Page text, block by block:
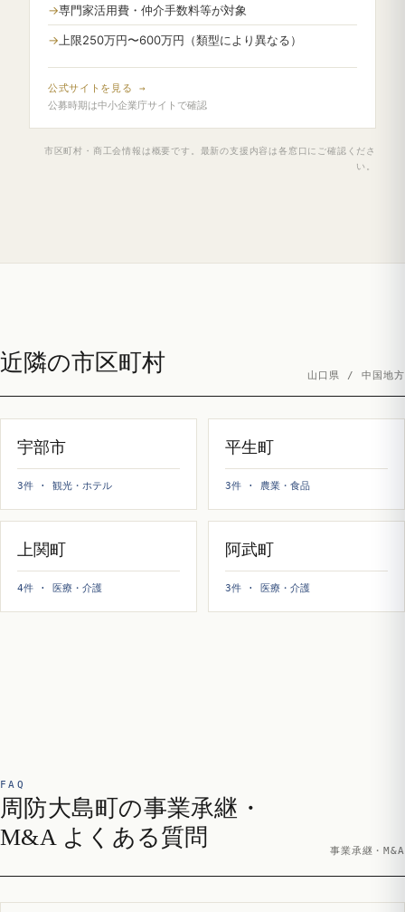
専門家活用費・仲介手数料等が対象
上限250万円〜600万円（類型により異なる）
公式サイトを見る →
公募時期は中小企業庁サイトで確認
市区町村・商工会情報は概要です。最新の支援内容は各窓口にご確認くださ
い。
近隣の市区町村 山口県 / 中国地方
宇部市
3件 · 観光・ホテル
平生町
3件 · 農業・食品
上関町
4件 · 医療・介護
阿武町
3件 · 医療・介護
FAQ
周防大島町の事業承継・
M&A よくある質問
事業承継・M&A